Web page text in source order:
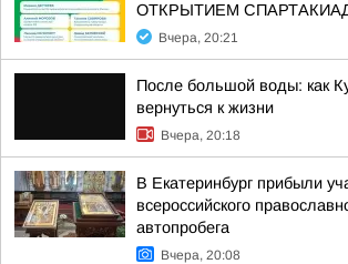
ОТКРЫТИЕМ
Вчера, 20:21
После большой воды: как
вернуться к жизни
Вчера, 20:18
В Екатеринбург прибыли
всероссийского
автопробега
Вчера, 20:08